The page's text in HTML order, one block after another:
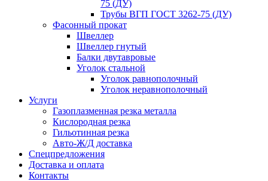
75 (ДУ)
Трубы ВГП ГОСТ 3262-75 (ДУ)
Фасонный прокат
Швеллер
Швеллер гнутый
Балки двутавровые
Уголок стальной
Уголок равнополочный
Уголок неравнополочный
Услуги
Газоплазменная резка металла
Кислородная резка
Гильотинная резка
Авто-Ж/Д доставка
Спецпредложения
Доставка и оплата
Контакты